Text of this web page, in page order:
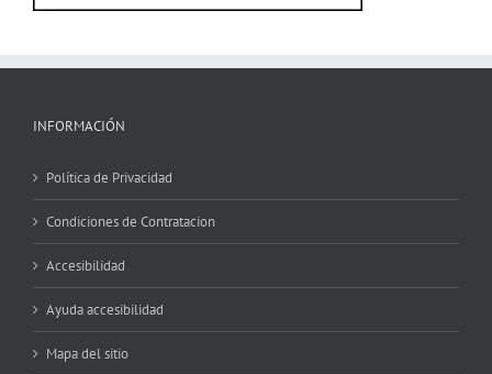
INFORMACIÓN
Política de Privacidad
Condiciones de Contratacion
Accesibilidad
Ayuda accesibilidad
Mapa del sitio